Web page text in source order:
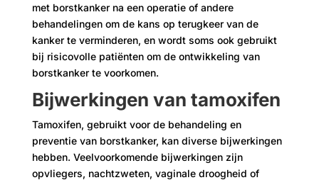
met borstkanker na een operatie of andere
behandelingen om de kans op terugkeer van de
kanker te verminderen, en wordt soms ook gebruikt
bij risicovolle patiënten om de ontwikkeling van
borstkanker te voorkomen.
Bijwerkingen van tamoxifen
Tamoxifen, gebruikt voor de behandeling en
preventie van borstkanker, kan diverse bijwerkingen
hebben. Veelvoorkomende bijwerkingen zijn
opvliegers, nachtzweten, vaginale droogheid of